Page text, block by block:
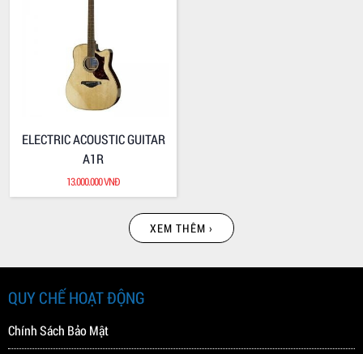
ELECTRIC BASS TRBX504
12.400.000 VNĐ
ELECTRIC ACOUSTIC GUITAR
A1R
13.000.000 VNĐ
XEM THÊM ›
QUY CHẾ HOẠT ĐỘNG
Chính Sách Bảo Mật